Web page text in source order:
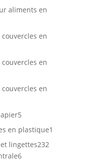
aliments en
en
en
en
55
produits
en plastique1
lingettes232232
66